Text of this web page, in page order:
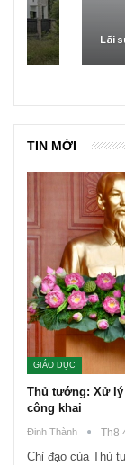
Lãi suất neo
TIN MỚI
GIÁO DỤC
Thủ tướng: Xử lý
công khai
Đinh Thành Th8
Chỉ đạo của Thủ